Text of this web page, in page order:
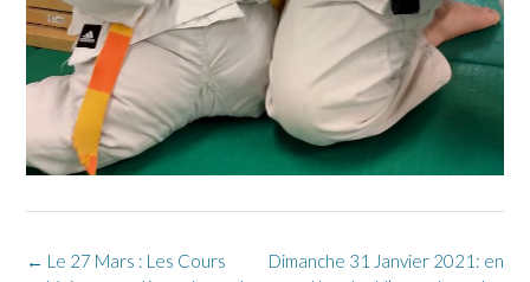
Post
Dimanche 31 Janvier 2021: en
← Le 27 Mars : Les Cours